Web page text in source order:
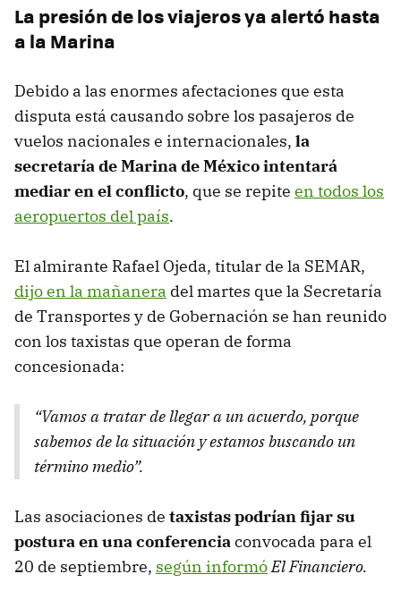
La presión de los viajeros ya alertó hasta
a la Marina
Debido a las enormes afectaciones que esta
disputa está causando sobre los pasajeros de
vuelos nacionales e internacionales, la
secretaría de Marina de México intentará
mediar en el conflicto, que se repite en todos los
aeropuertos del país.
El almirante Rafael Ojeda, titular de la SEMAR,
dijo en la mañanera del martes que la Secretaría
de Transportes y de Gobernación se han reunido
con los taxistas que operan de forma
concesionada:
“Vamos a tratar de llegar a un acuerdo, porque
sabemos de la situación y estamos buscando un
término medio”.
Las asociaciones de taxistas podrían fijar su
postura en una conferenciaconvocada para el
20 de septiembre, según informóEl Financiero.